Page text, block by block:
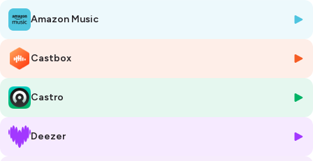
Et aujourd’hui, nous recevons
fondateur deHomeDoc
logement des internes en médecine.
De patient à soignant
Fils d’un père médecin, Olivier grandit avec la médecine et développe
très tôt une fascination pour le soin. Mais son parcours prend un
tournant inattendu : enfant, il tombe gravement malade.
Amazon Music
Castbox
Castro
Deezer